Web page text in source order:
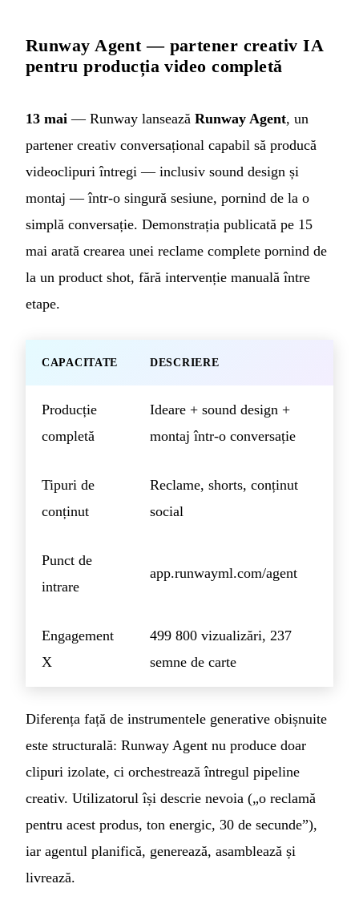
Runway Agent — partener creativ IA
pentru producția video completă
13 mai — Runway lansează Runway Agent, un
partener creativ conversațional capabil să producă
videoclipuri întregi — inclusiv sound design și
montaj — într-o singură sesiune, pornind de la o
simplă conversație. Demonstrația publicată pe 15
mai arată crearea unei reclame complete pornind de
la un product shot, fără intervenție manuală între
etape.
CAPACITATE DESCRIERE
Producție
completă
Ideare + sound design +
montaj într-o conversație
Tipuri de
conținut
Reclame, shorts, conținut
social
Punct de
intrare
app.runwayml.com/agent
Engagement
X
499 800 vizualizări, 237
semne de carte
Diferența față de instrumentele generative obișnuite
este structurală: Runway Agent nu produce doar
clipuri izolate, ci orchestrează întregul pipeline
creativ. Utilizatorul își descrie nevoia („o reclamă
pentru acest produs, ton energic, 30 de secunde”),
iar agentul planifică, generează, asamblează și
livrează.